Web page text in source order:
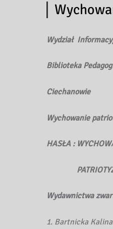
Wydział
Biblioteka
Ciechanowie
Wychowanie
HASŁA :
Wydawnictwa
1. Bartnicka